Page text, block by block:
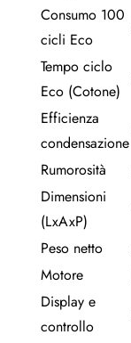
Consumo 100
cicli Eco
Tempo ciclo
Eco (Cotone)
Efficienza
condensazione
Rumorosità
Dimensioni
(LxAxP)
Peso netto
Motore
Display e
controllo